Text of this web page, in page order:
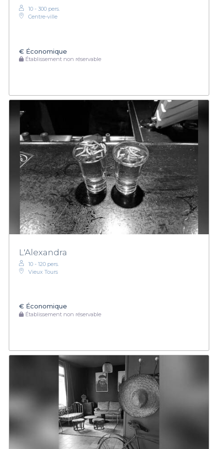
10 - 300 pers.
Centre-ville
€ Économique
Établissement non réservable
L'Alexandra
10 - 120 pers.
Vieux Tours
€ Économique
Établissement non réservable